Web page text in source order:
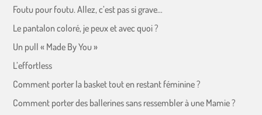
Foutu pour foutu. Allez, c’est pas si grave…
Le pantalon coloré, je peux et avec quoi ?
Un pull « Made By You »
L’effortless
Comment porter la basket tout en restant féminine ?
Comment porter des ballerines sans ressembler à une Mamie ?